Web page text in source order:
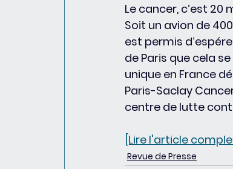
Le cancer, c’est 20
Soit un avion de
est permis
de Paris que cela
unique en France
Paris-Saclay
centre de lutte
[Lire l'article
Revue de Presse